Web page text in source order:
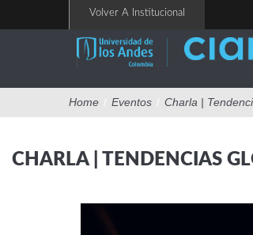
Volver A Institucional
Home / Eventos / Charla |
CHARLA | TENDENCIAS